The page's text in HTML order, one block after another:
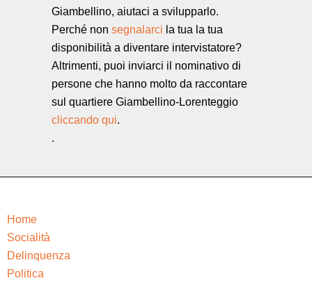
Giambellino, aiutaci a svilupparlo.
Perché non segnalarci la tua la tua
disponibilità a diventare intervistatore?
Altrimenti, puoi inviarci il nominativo di
persone che hanno molto da raccontare
sul quartiere Giambellino-Lorenteggio
cliccando qui.
.
Home
Socialità
Delinquenza
Politica